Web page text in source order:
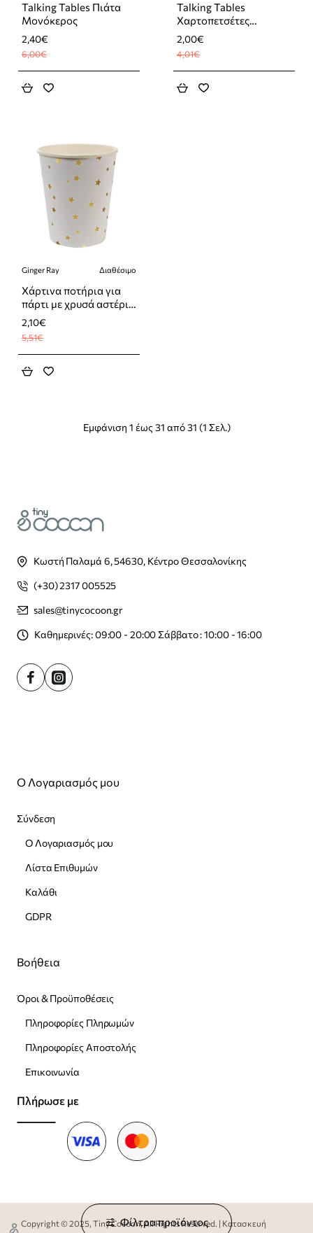
Talking Tables Πιάτα
Μονόκερος
2,40€
6,00€
Talking Tables
Χαρτοπετσέτες
Μονόκερου
2,00€
4,01€
-62%
Ginger Ray Διαθέσιμο
Χάρτινα ποτήρια για
πάρτι με χρυσά αστέρια
8τμχ
2,10€
5,51€
Εμφάνιση 1 έως 31 από 31 (1 Σελ.)
Κωστή Παλαμά 6, 54630, Κέντρο Θεσσαλονίκης
(+30) 2317 005525
sales@tinycocoon.gr
Καθημερινές: 09:00 - 20:00 Σάββατο : 10:00 - 16:00
Ο Λογαριασμός μου
Σύνδεση
Ο Λογαριασμός μου
Λίστα Επιθυμών
Καλάθι
GDPR
Βοήθεια
Όροι & Προϋποθέσεις
Πληροφορίες Πληρωμών
Πληροφορίες Αποστολής
Επικοινωνία
Πλήρωσε με
Copyright © 2025, Tiny Cocoon, All Rights Reserved. | Κατασκευή
Φίλτρα προϊόντος